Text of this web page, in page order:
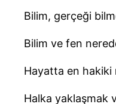
Bilim, gerçeği
Bilim ve fen
Hayatta en hakiki
Halka yaklaşmak